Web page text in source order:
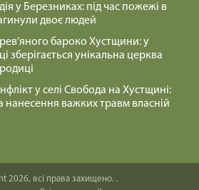
файно /580/ ЧВС ПІД ОБСТРІЛАМИ
файно /579/ СЕРЦЕ УКРАЇНИ
у Березниках: під час пожежі в
двоє людей
бароко Хустщини: у
зберігається унікальна церква
у селі Свобода на Хустщині:
нанесення важких травм власній
2026, всі права захищено. .